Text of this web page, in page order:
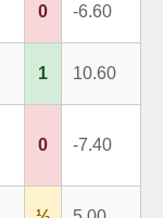
0 -6.60
1 10.60
0 -7.40